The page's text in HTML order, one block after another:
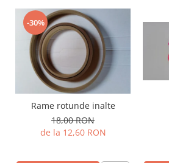
-30%
Rame rotunde inalte
18,00 RON
de la 12,60 RON